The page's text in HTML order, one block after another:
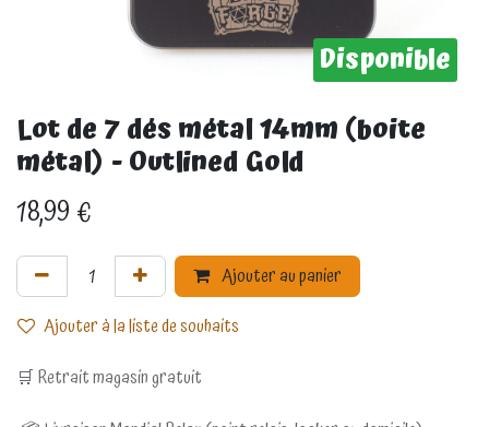
Disponible
Lot de 7 dés métal 14mm (boite
métal) - Outlined Gold
18,99€
Ajouter au panier
Ajouter à la liste de souhaits
🛒 Retrait magasin gratuit